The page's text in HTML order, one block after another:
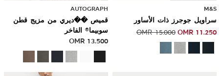
M&S
سراويل جوجرز ذات الأساور
OMR 11.250
OMR15.000
AUTOGRAPH
قميص ��ديري من مزيج قطن
سوبيما® الفاخر
OMR 13.500